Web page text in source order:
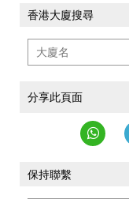
香港大廈搜尋
分享此頁面
保持聯繫